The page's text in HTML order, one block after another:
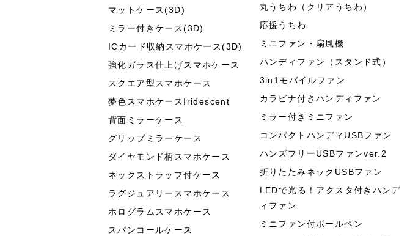
マットケース(3D)
ミラー付きケース(3D)
ICカード収納スマホケース(3D)
強化ガラス仕上げスマホケース
スクエア型スマホケース
夢色スマホケースIridescent
背面ミラーケース
グリップミラーケース
ダイヤモンド柄スマホケース
ネックストラップ付ケース
ラグジュアリースマホケース
ホログラムスマホケース
スパンコールケース
丸うちわ（クリアうちわ）
応援うちわ
ミニファン・扇風機
ハンディファン（スタンド式）
3in1モバイルファン
カラビナ付きハンディファン
ミラー付きミニファン
コンパクトハンディUSBファン
ハンズフリーUSBファンver.2
折りたたみネックUSBファン
LEDで光る！アクスタ付きハンデ
ィファン
ミニファン付ボールペン